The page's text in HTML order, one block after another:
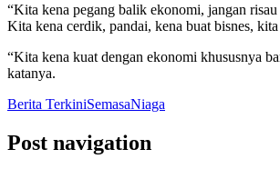
“Kita kena pegang balik ekonomi, jangan
Kita kena cerdik, pandai, kena buat bisnes,
“Kita kena kuat dengan ekonomi khususnya
katanya.
Berita TerkiniSemasaNiaga
Post navigation